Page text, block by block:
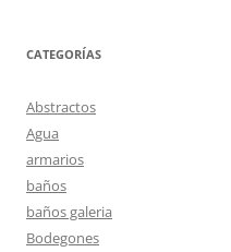
CATEGORÍAS
Abstractos
Agua
armarios
baños
baños galeria
Bodegones